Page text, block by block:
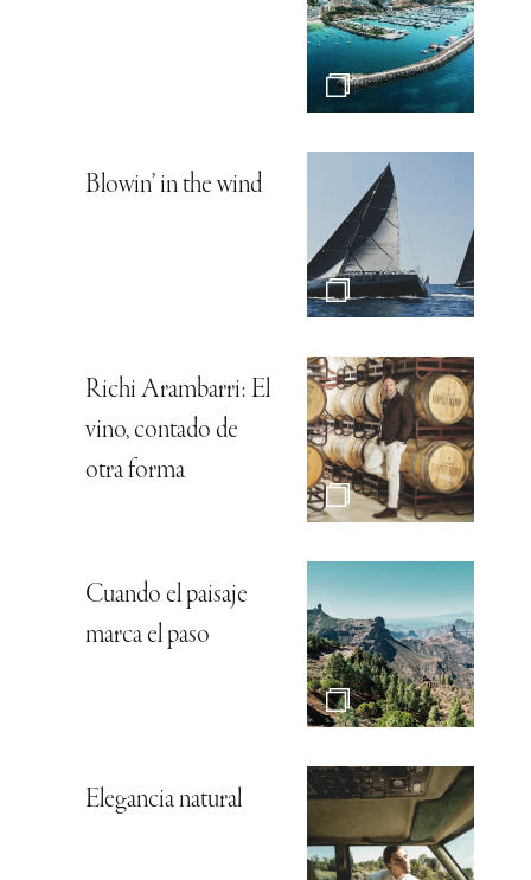
Blowin’ in the wind
Richi Arambarri: El
vino, contado de
otra forma
Cuando el paisaje
marca el paso
Elegancia natural